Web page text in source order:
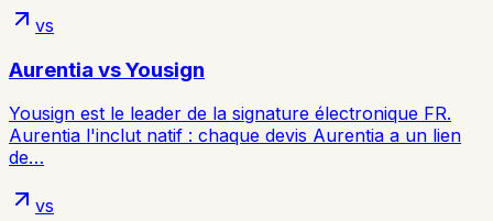
vs
Aurentia vsYousign
Yousign est le leader de la signature électronique FR.
Aurentia l'inclut natif : chaque devis Aurentia a un lien
de…
vs